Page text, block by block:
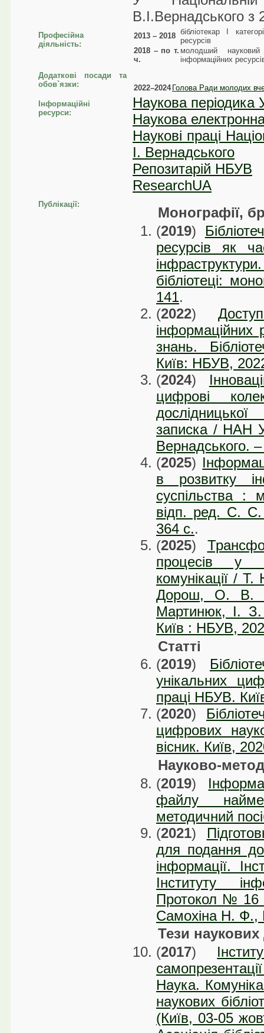
В.І.Вернадського з
Професійна
діяльність:
2013 – 2018 бібліотекар І
ресурсів
2018 – по т.
ч.
молодший науковий
інформаційних
Додаткові посади та
обов`язки:
2022–2024 Голова Ради молодих
Інформаційні
ресурси:
Наукова періодика
Наукова
Наукові праці
І. Вернадського
Репозитарій НБУВ
ResearchUA
Публікації:
Монографії,
(2019)
ресурсів як
бібліотеці:
141.
(2022)
інформаційних
знань.
Київ: НБУВ,
(2024)
цифрові
записка / НАН
Вернадського.
(2025)
в розвитку
суспільства :
відп. ред. С.
364 c..
(2025)
процесів у
комунікації /
Дорош, О. В.
Мартинюк, І.
Київ : НБУВ,
Статті
(2019)
унікальних
праці НБУВ.
(2020)
цифрових
вісник. Київ,
Науково-
(2019)
файлу
методичний
(2021)
для подання
інформації.
Інституту
Протокол № 16
Самохіна Н.
Тези
(2017)
Наука.
наукових
(Київ, 03-05